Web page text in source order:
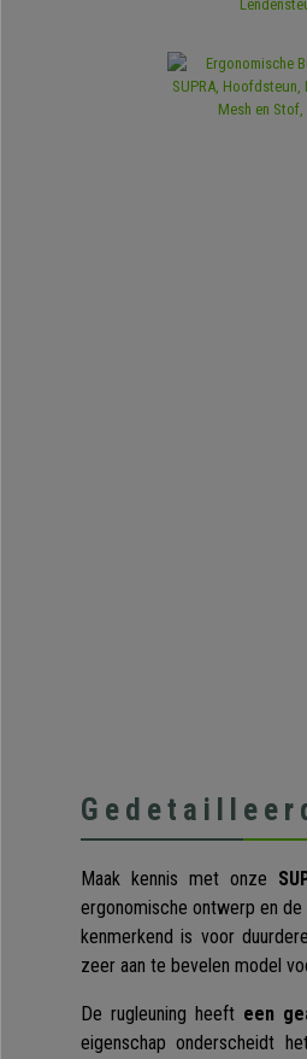
Maak kennis met onze
ergonomische ontwerp en
kenmerkend is voor
zeer aan te bevelen model
De rugleuning heeft een
eigenschap onderscheidt